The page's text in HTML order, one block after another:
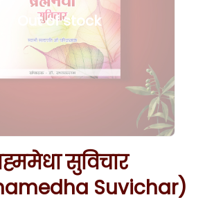
Out of stock
सुविचार
Suvichar)